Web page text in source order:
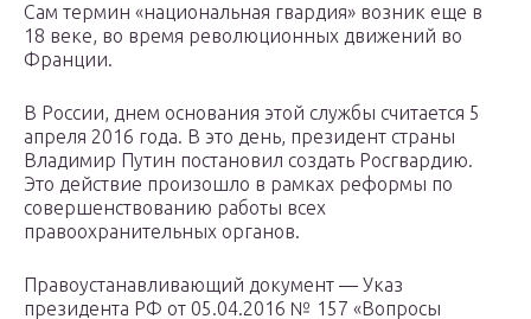
Сам термин «национальная гвардия» возник еще в
18 веке, во время революционных движений во
Франции.
В России, днем основания этой службы считается 5
апреля 2016 года. В это день, президент страны
Владимир Путин постановил создать Росгвардию.
Это действие произошло в рамках реформы по
совершенствованию работы всех
правоохранительных органов.
Правоустанавливающий документ — Указ
президента РФ от 05.04.2016 № 157 «Вопросы